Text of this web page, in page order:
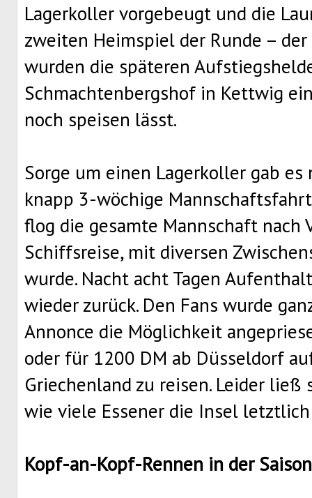
Lagerkoller vorgebeugt und die
zweiten Heimspiel der Runde –
wurden die späteren
Schmachtenbergshof in Kettwig
noch speisen lässt.
Sorge um einen Lagerkoller gab
knapp 3-wöchige
flog die gesamte Mannschaft nach
Schiffsreise, mit diversen
wurde. Nacht acht Tagen
wieder zurück. Den Fans wurde
Annonce die Möglichkeit
oder für 1200 DM ab Düsseldorf
Griechenland zu reisen. Leider
wie viele Essener die Insel
Kopf-an-Kopf-Rennen in der